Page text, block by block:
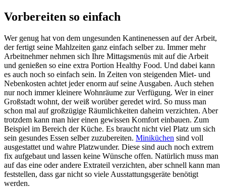
Vorbereiten so einfach
Wer genug hat von dem ungesunden Kantinenessen auf der Arbeit,
der fertigt seine Mahlzeiten ganz einfach selber zu. Immer mehr
Arbeitnehmer nehmen sich Ihre Mittagsmenüs mit auf die Arbeit
und genießen so eine extra Portion Healthy Food. Und dabei kann
es auch noch so einfach sein. In Zeiten von steigenden Miet- und
Nebenkosten achtet jeder enorm auf seine Ausgaben. Auch stehen
nur noch immer kleinere Wohnräume zur Verfügung. Wer in einer
Großstadt wohnt, der weiß worüber geredet wird. So muss man
schon mal auf großzügige Räumlichkeiten daheim verzichten. Aber
trotzdem kann man hier einen gewissen Komfort einbauen. Zum
Beispiel im Bereich der Küche. Es braucht nicht viel Platz um sich
sein gesundes Essen selber zuzubereiten. Miniküchen sind voll
ausgestattet und wahre Platzwunder. Diese sind auch noch extrem
fix aufgebaut und lassen keine Wünsche offen. Natürlich muss man
auf das eine oder andere Extrateil verzichten, aber schnell kann man
feststellen, dass gar nicht so viele Ausstattungsgeräte benötigt
werden.